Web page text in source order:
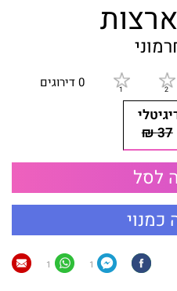
0 דירוגים
37 ₪
לסל
כמנוי
1
1